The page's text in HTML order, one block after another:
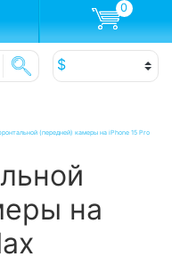
0
(передней) камеры на iPhone 15 Pro
на